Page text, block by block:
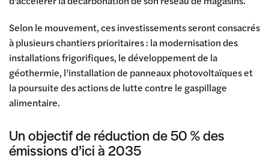
Selon le mouvement, ces investissements seront consacrés
à plusieurs chantiers prioritaires : la modernisation des
installations frigorifiques, le développement de la
géothermie, l’installation de panneaux photovoltaïques et
la poursuite des actions de lutte contre le gaspillage
alimentaire.
Un objectif de réduction de 50 % des
émissions d’ici à 2035